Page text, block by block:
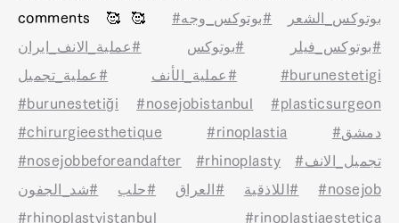
comments 🥰🥰
#بوتوكس_الشعر
#بوتوكس_وجه
#بوتوكس_فيلر
#بوتوكس
#عملية_الانف_ايران
#عملية_الأنف
#عملية_تجميل
#burunestetigi
#burunestetiği
#nosejobistanbul
#plasticsurgeon
#chirurgieesthetique
#rinoplastia
#دمشق
#nosejobbeforeandafter
#rhinoplasty
#تجميل_الانف
#اللاذقية
#العراق #حلب #شد_الجفون
#nosejob
#rhinoplastyistanbul
#rinoplastiaestetica